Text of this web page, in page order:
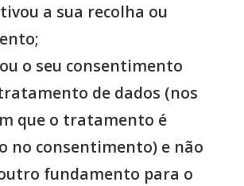
a sua recolha ou
o seu consentimento
de dados (nos
que o tratamento é
no consentimento) e não
fundamento para o